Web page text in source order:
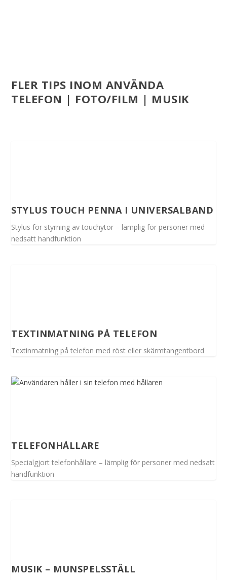
FLER TIPS INOM ANVÄNDA
TELEFON | FOTO/FILM | MUSIK
STYLUS TOUCH PENNA I UNIVERSALBAND
Stylus för styrning av touchytor – lämplig för personer med
nedsatt handfunktion
TEXTINMATNING PÅ TELEFON
Textinmatning på telefon med röst eller skärmtangentbord
TELEFONHÅLLARE
Specialgjort telefonhållare – lämplig för personer med nedsatt
handfunktion
MUSIK – MUNSPELSSTÄLL